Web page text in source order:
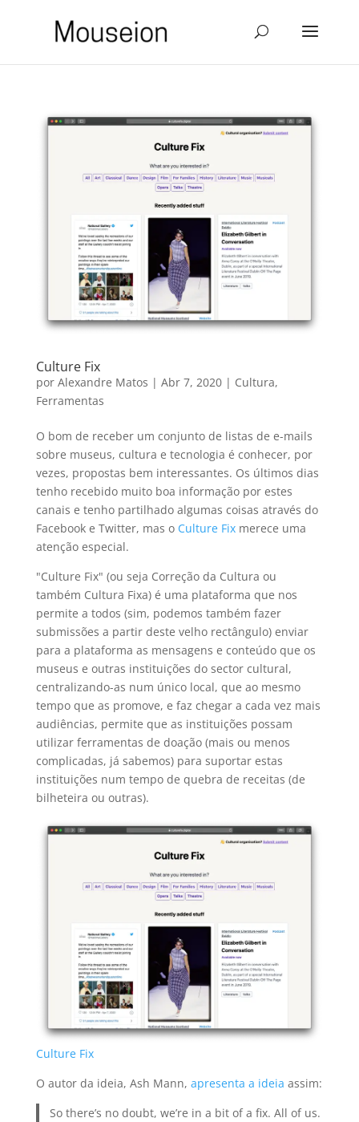
Culture Fix
por Alexandre Matos | Abr 7, 2020| Cultura,
Ferramentas
O bom de receber um conjunto de listas de e-mails
sobre museus, cultura e tecnologia é conhecer, por
vezes, propostas bem interessantes. Os últimos dias
tenho recebido muito boa informação por estes
canais e tenho partilhado algumas coisas através do
Facebook e Twitter, mas o Culture Fixmerece uma
atenção especial.
"Culture Fix" (ou seja Correção da Cultura ou
também Cultura Fixa) é uma plataforma que nos
permite a todos (sim, podemos também fazer
submissões a partir deste velho rectângulo) enviar
para a plataforma as mensagens e conteúdo que os
museus e outras instituições do sector cultural,
centralizando-as num único local, que ao mesmo
tempo que as promove, e faz chegar a cada vez mais
audiências, permite que as instituições possam
utilizar ferramentas de doação (mais ou menos
complicadas, já sabemos) para suportar estas
instituições num tempo de quebra de receitas (de
bilheteira ou outras).
Culture Fix
O autor da ideia, Ash Mann, apresenta a ideia assim:
So there’s no doubt, we’re in a bit of a fix. All of us.